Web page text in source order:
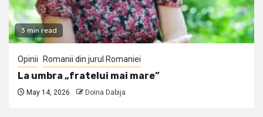
3 min read
Opinii Romanii din jurul Romaniei
La umbra „fratelui mai mare”
May 14, 2026 Doina Dabija